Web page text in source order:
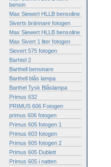
bensin
Max Siewert HLLB bensoline
Siverts brännare fotogen
Max Siewert HLLB bensoline
Max Sivert 1 liter fotogen
Sievert 575 fotogen
Barhtel 2
Barthell bensinare
Barthell blås lampa
Barthel Tysk Blåslampa
Primus 632
PRIMUS 606 Fotogen
primus 606 fotogen
Primus 605 fotogen 1
Primus 603 fotogen
Primus 605 fotogen 2
Primus 605 Dublett
Primus 605 i natten